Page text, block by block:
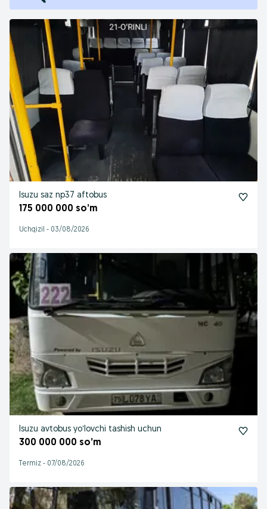
Isuzu saz np37 aftobus
175 000 000 so’m
Uchqizil - 03/08/2026
Isuzu avtobus yoʻlovchi tashish uchun
300 000 000 so’m
Termiz - 07/08/2026